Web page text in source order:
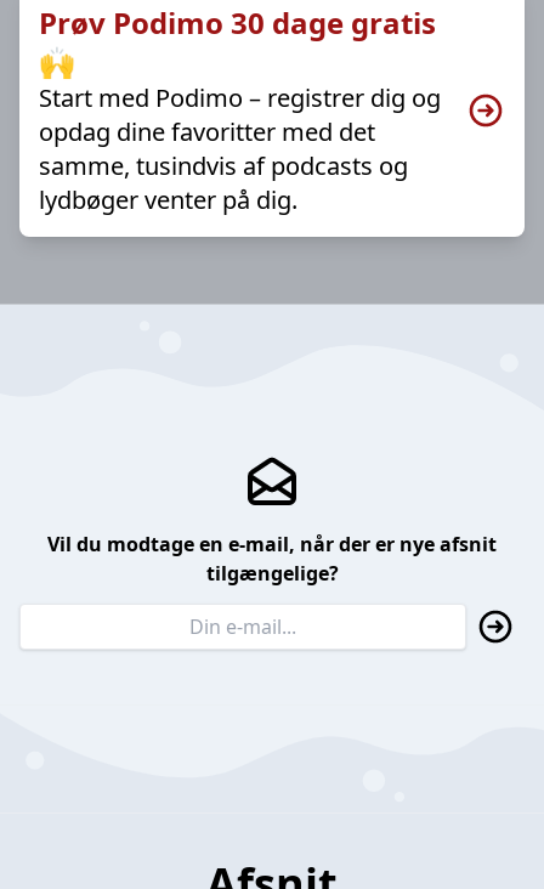
Prøv Podimo 30 dage gratis
🙌
Start med Podimo – registrer dig og
opdag dine favoritter med det
samme, tusindvis af podcasts og
lydbøger venter på dig.
Vil du modtage en e-mail, når der er nye afsnit
tilgængelige?